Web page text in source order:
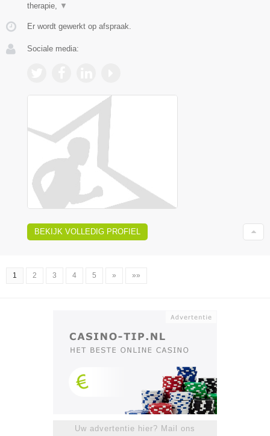
therapie,
▼
Er wordt gewerkt op afspraak.
Sociale media:
BEKIJK VOLLEDIG PROFIEL
1 2 3 4 5 » »»
Uw advertentie hier? Mail ons